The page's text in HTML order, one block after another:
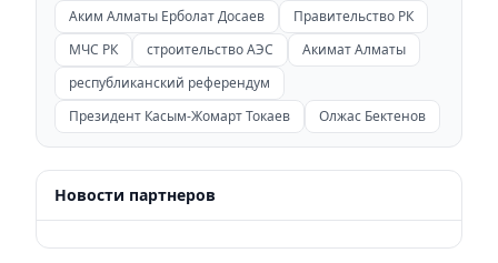
Аким Алматы Ерболат Досаев
Правительство РК
МЧС РК
строительство АЭС
Акимат Алматы
республиканский референдум
Президент Касым-Жомарт Токаев
Олжас Бектенов
Новости партнеров